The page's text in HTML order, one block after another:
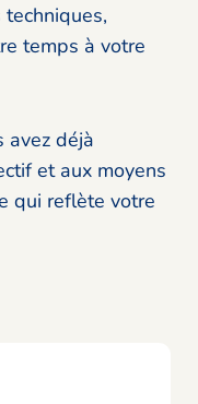
temps à votre
avez déjà
et aux moyens
qui reflète votre